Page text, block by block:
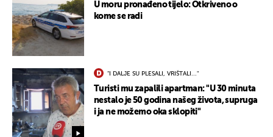
U moru pronađeno tijelo: Otkriveno o
kome se radi
"I DALJE SU PLESALI, VRIŠTALI..."
Turisti mu zapalili apartman: "U 30 minuta
nestalo je 50 godina našeg života, supruga
i ja ne možemo oka sklopiti"